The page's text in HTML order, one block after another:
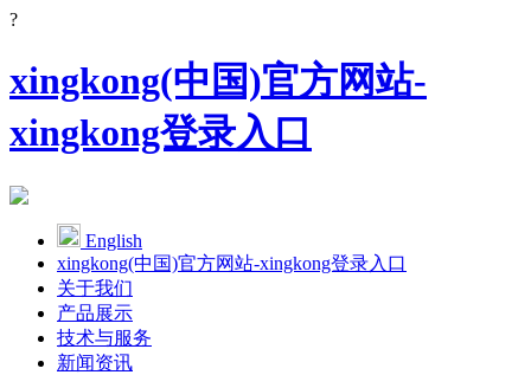
?
xingkong(中国)官方网站-
xingkong登录入口
English
xingkong(中国)官方网站-xingkong登录入口
关于我们
产品展示
技术与服务
新闻资讯